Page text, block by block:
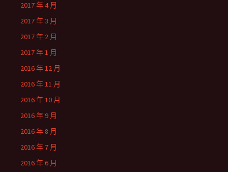
2017 年 4 月
2017 年 3 月
2017 年 2 月
2017 年 1 月
2016 年 12 月
2016 年 11 月
2016 年 10 月
2016 年 9 月
2016 年 8 月
2016 年 7 月
2016 年 6 月